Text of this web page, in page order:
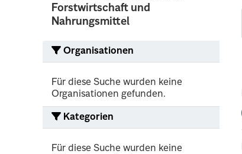
Forstwirtschaft und
Nahrungsmittel
Organisationen
Für diese Suche wurden keine
Organisationen gefunden.
Kategorien
Für diese Suche wurden keine